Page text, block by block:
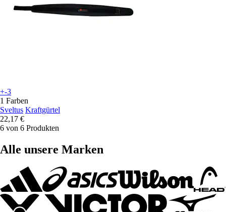
+-3
1 Farben
Sveltus Kraftgürtel
22,17 €
6 von 6 Produkten
Alle unsere Marken